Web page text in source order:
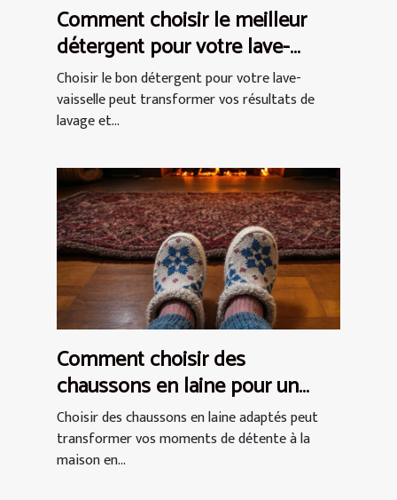
Comment choisir le meilleur
détergent pour votre lave-
vaisselle ?
Choisir le bon détergent pour votre lave-
vaisselle peut transformer vos résultats de
lavage et...
Comment choisir des
chaussons en laine pour un
confort optimal ?
Choisir des chaussons en laine adaptés peut
transformer vos moments de détente à la
maison en...